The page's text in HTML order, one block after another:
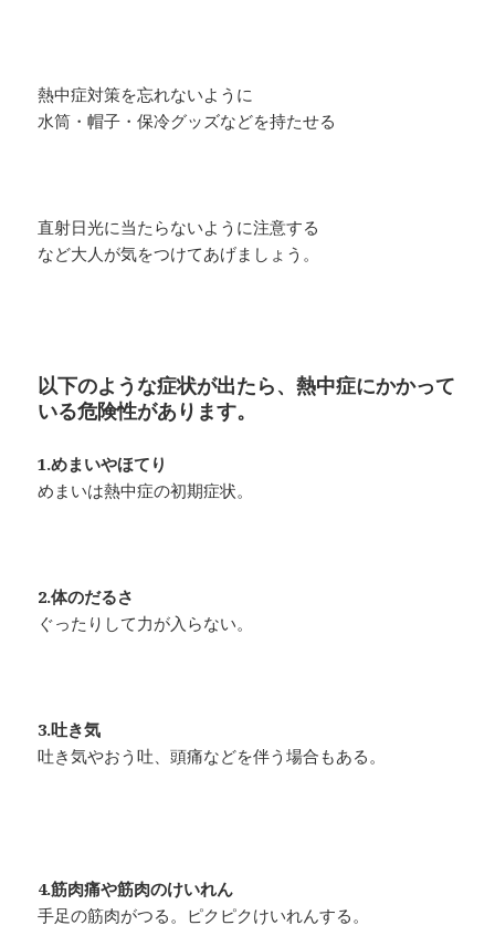
熱中症対策を忘れないように
水筒・帽子・保冷グッズなどを持たせる
直射日光に当たらないように注意する
など大人が気をつけてあげましょう。
以下のような症状が出たら、熱中症にかかって
いる危険性があります。
1.めまいやほてり
めまいは熱中症の初期症状。
2.体のだるさ
ぐったりして力が入らない。
3.吐き気
吐き気やおう吐、頭痛などを伴う場合もある。
4.筋肉痛や筋肉のけいれん
手足の筋肉がつる。ピクピクけいれんする。